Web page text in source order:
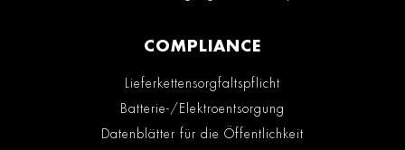
COMPLIANCE
Lieferkettensorgfaltspflicht
Batterie-/Elektroentsorgung
Datenblätter für die Öffentlichkeit